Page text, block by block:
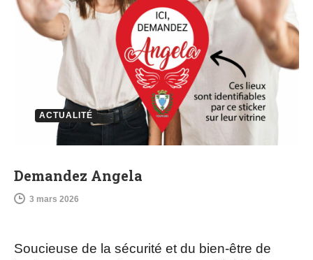
ACTUALITÉ
Demandez Angela
3 mars 2026
Soucieuse de la sécurité et du bien-être de